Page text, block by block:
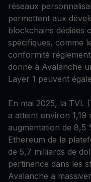
réseaux
permettent aux
blockchains dédiées
spécifiques, comme
conformité
donne à Avalanche
Layer 1 peuvent
En mai 2025, la TVL
a atteint environ
augmentation de 8,5
Ethereum de la
de 5,7 milliards de
pertinence dans les
Avalanche a